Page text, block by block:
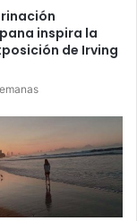
inspira la
de Irving